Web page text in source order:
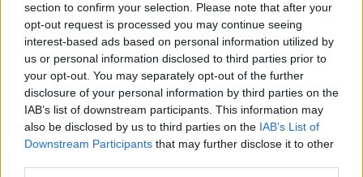
section to confirm your selection. Please note that after your
opt-out request is processed you may continue seeing
interest-based ads based on personal information utilized by
us or personal information disclosed to third parties prior to
your opt-out. You may separately opt-out of the further
disclosure of your personal information by third parties on the
IAB’s list of downstream participants. This information may
also be disclosed by us to third parties on the IAB’s List of
Downstream Participants that may further disclose it to other
Nis mbledhja e Komitetit
Teknik të Ekpërtëve,
ndryshon ora policore